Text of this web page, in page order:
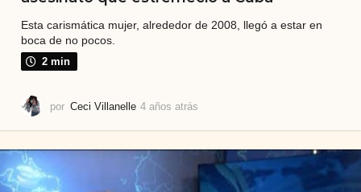
Esta carismática mujer, alrededor de 2008, llegó a estar en
boca de no pocos.
2 min
por Ceci Villanelle 4 años atrás
s
e
s